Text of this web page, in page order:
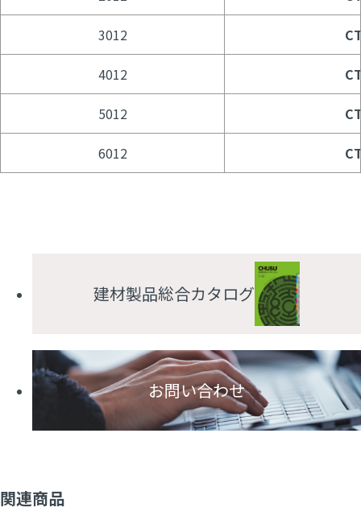
3012
4012
5012
6012
建材製品総合カタログ
お問い合わせ
関連商品